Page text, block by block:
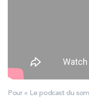
Pour « Le podcast du